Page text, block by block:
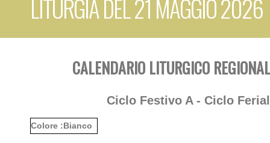
LITURGIA DEL 21 MAGGIO 2026
CALENDARIO LITURGICO
Ciclo Festivo A - Ciclo
Colore :Bianco